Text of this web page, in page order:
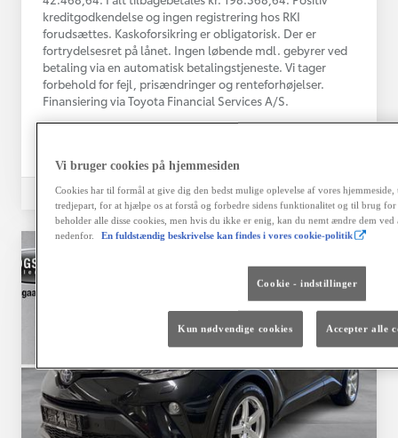
kreditgodkendelse og ingen registrering hos RKI
forudsættes. Kaskoforsikring er obligatorisk. Der er
fortrydelsesret på lånet. Ingen løbende mdl. gebyrer ved
betaling via en automatisk betalingstjeneste. Vi tager
forbehold for fejl, prisændringer og renteforhøjelser.
Finansiering via Toyota Financial Services A/S.
Sammenlign Gem
Vi bruger cookies på hjemmesiden
Cookies har til formål at give dig den bedst mulige oplevelse af vores
tredjepart, for at hjælpe os at forstå og forbedre sidens funktionalitet og til brug
beholder alle disse cookies, men hvis du ikke er enig, kan du nemt ændre dem
nedenfor.
En fuldstændig beskrivelse kan findes i vores cookie-politik
Cookie - indstillinger
Kun nødvendige cookies Accepter alle